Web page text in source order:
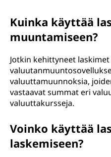
Kuinka käyttää
muuntamiseen?
Jotkin kehittyneet
valuuttamuunnoksia,
vastaavat summat eri
valuuttakursseja.
Voinko käyttää
laskemiseen?